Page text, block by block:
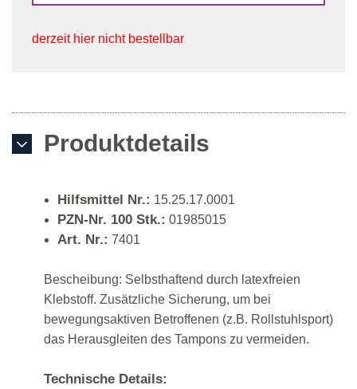
derzeit hier nicht bestellbar
Produktdetails
Hilfsmittel Nr.: 15.25.17.0001
PZN-Nr. 100 Stk.: 01985015
Art. Nr.: 7401
Bescheibung: Selbsthaftend durch latexfreien
Klebstoff. Zusätzliche Sicherung, um bei
bewegungsaktiven Betroffenen (z.B. Rollstuhlsport)
das Herausgleiten des Tampons zu vermeiden.
Technische Details: